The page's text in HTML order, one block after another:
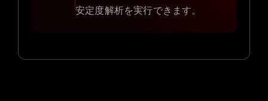
安定度解析を実行できます。